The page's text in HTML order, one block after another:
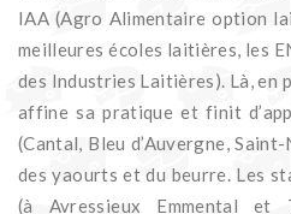
IAA (Agro Alimentaire option
meilleures écoles laitières, les
des Industries Laitières). Là, en
affine sa pratique et finit
(Cantal, Bleu d’Auvergne,
des yaourts et du beurre. Les
(à Avressieux Emmental et